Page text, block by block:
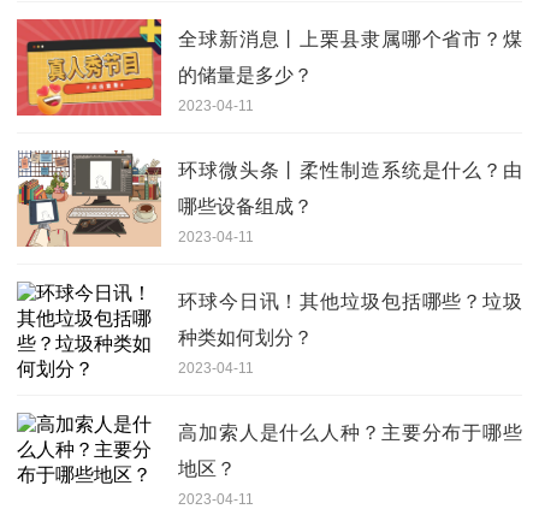
全球新消息丨上栗县隶属哪个省市？煤
的储量是多少？
2023-04-11
环球微头条丨柔性制造系统是什么？由
哪些设备组成？
2023-04-11
环球今日讯！其他垃圾包括哪些？垃圾
种类如何划分？
2023-04-11
高加索人是什么人种？主要分布于哪些
地区？
2023-04-11